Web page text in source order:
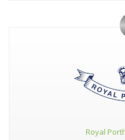
Royal